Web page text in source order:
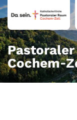
Zum Inhalt
Pastoraler